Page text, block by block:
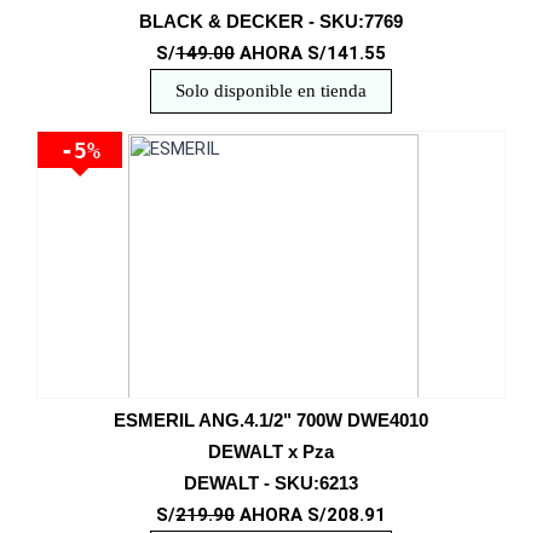
BLACK & DECKER - SKU:7769
S/149.00 AHORA S/141.55
Solo disponible en tienda
-5%
ESMERIL ANG.4.1/2" 700W DWE4010
DEWALT x Pza
DEWALT - SKU:6213
S/219.90 AHORA S/208.91